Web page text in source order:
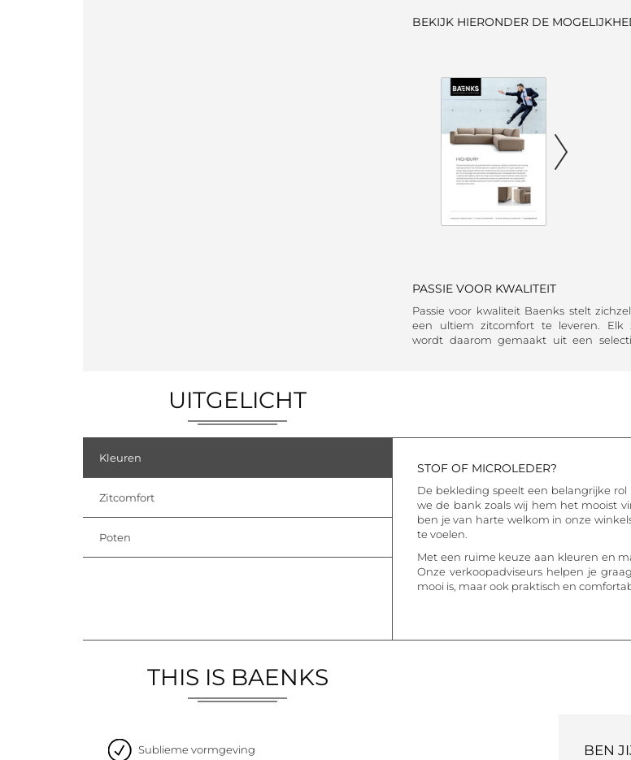
BEKIJK HIERONDER DE
PASSIE VOOR KWALITEIT
Passie voor kwaliteit Baenks stelt
een ultiem zitcomfort te leveren. Elk
wordt daarom gemaakt uit een
UITGELICHT
Kleuren
Zitcomfort
Poten
STOF OF MICROLEDER?
De bekleding speelt een belangrijke
we de bank zoals wij hem het mooist
ben je van harte welkom in onze
te voelen.
Met een ruime keuze aan kleuren en
Onze verkoopadviseurs helpen je
mooi is, maar ook praktisch en
THIS IS BAENKS
Sublieme vormgeving BEN